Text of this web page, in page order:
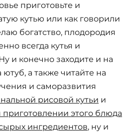
приготовьте и
кутью или как говорили
богатство, плодородия
всегда кутья и
и конечно заходите и на
а также читайте на
и саморазвития
рисовой кутьи и
этого блюда
ингредиентов, ну и